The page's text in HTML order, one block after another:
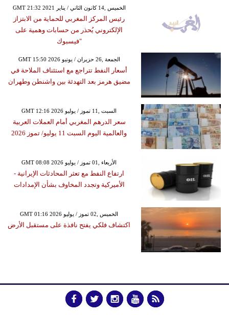
GMT 21:32 2021 الخميس ,14 كانون الثاني / يناير
رئيس المركز المغربي للحماية من الابتزاز
الإلكتروني يُحذر من حسابات وهمية على
"فيسبوك
GMT 15:50 2026 الجمعة ,26 حزيران / يونيو
أسعار النفط تتراجع مع استئناف الملاحة في
مضيق هرمز بعد التهدئة بين واشنطن وطهران
GMT 12:16 2026 السبت ,11 تموز / يوليو
سعر الدرهم المغربي أمام العملات العربية
والعالمية اليوم السبت 11 يوليو/ تموز 2026
GMT 08:08 2026 الأربعاء ,01 تموز / يوليو
ارتفاع النفط مع تعثر المحادثات الإيرانية -
الأميركية وتجدد المخاوف بشأن الإمدادات
GMT 01:16 2026 الخميس ,02 تموز / يوليو
اكتشاف فلكي يفتح نافذة على مستقبل الأرض